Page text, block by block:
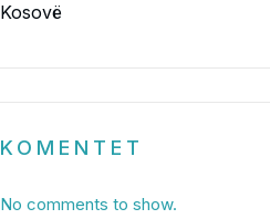
Kosovë
KOMENTET
No comments to show.